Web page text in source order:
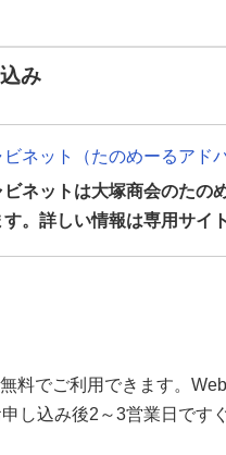
み
ビネット（たのめーるアド
ビネットは大塚商会のたの
。詳しい情報は専用サイ
料でご利用できます。
し込み後2～3営業日です